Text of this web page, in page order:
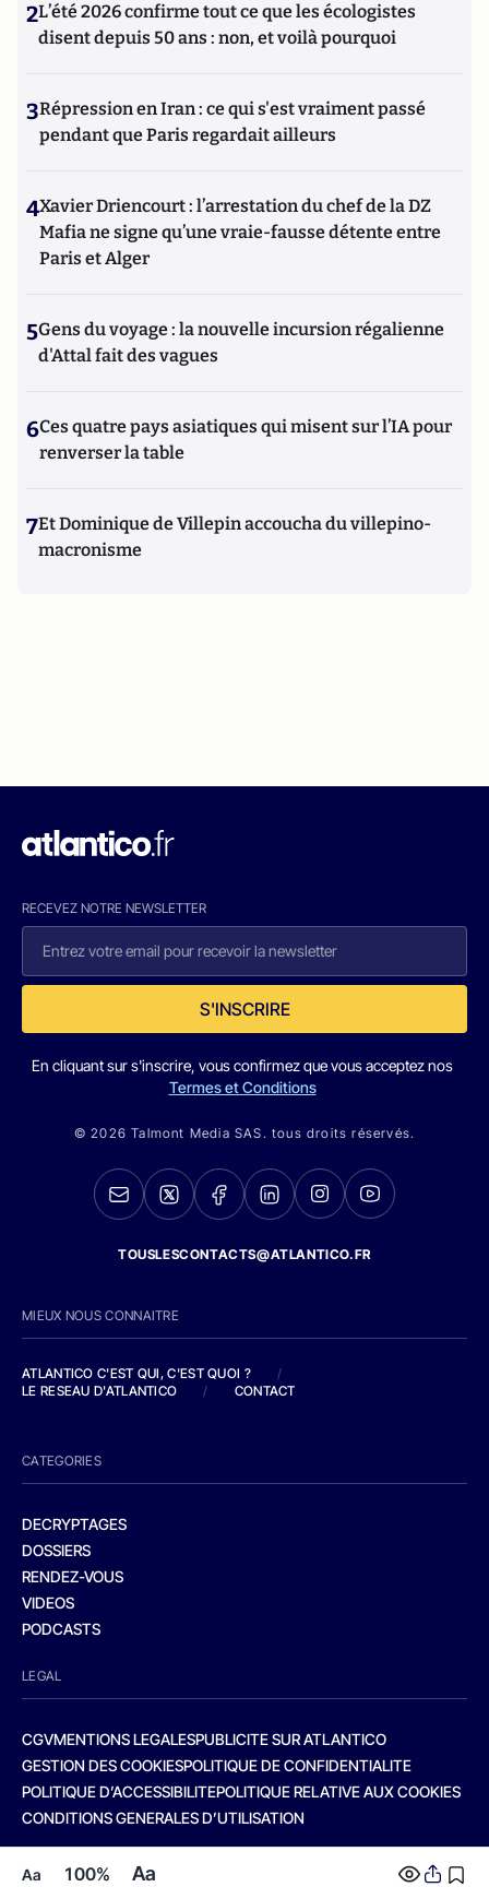
Aa 100% Aa
2L’été 2026 confirme tout ce que les écologistes
disent depuis 50 ans : non, et voilà pourquoi
3Répression en Iran : ce qui s'est vraiment passé
pendant que Paris regardait ailleurs
4Xavier Driencourt : l’arrestation du chef de la DZ
Mafia ne signe qu’une vraie-fausse détente entre
Paris et Alger
5Gens du voyage : la nouvelle incursion régalienne
d'Attal fait des vagues
6Ces quatre pays asiatiques qui misent sur l’IA pour
renverser la table
7Et Dominique de Villepin accoucha du villepino-
macronisme
RECEVEZ NOTRE NEWSLETTER
S'INSCRIRE
En cliquant sur s'inscrire, vous confirmez que vous acceptez nos
Termes et Conditions
© 2026 Talmont Media SAS. tous droits réservés.
TOUSLESCONTACTS@ATLANTICO.FR
MIEUX NOUS CONNAITRE
ATLANTICO C'EST QUI, C'EST QUOI ?
/
LE RESEAU D'ATLANTICO
/ CONTACT
CATEGORIES
DECRYPTAGES
DOSSIERS
RENDEZ-VOUS
VIDEOS
PODCASTS
LEGAL
CGVMENTIONS LEGALESPUBLICITE SUR ATLANTICO
GESTION DES COOKIESPOLITIQUE DE CONFIDENTIALITE
POLITIQUE D’ACCESSIBILITEPOLITIQUE RELATIVE AUX COOKIES
CONDITIONS GENERALES D’UTILISATION